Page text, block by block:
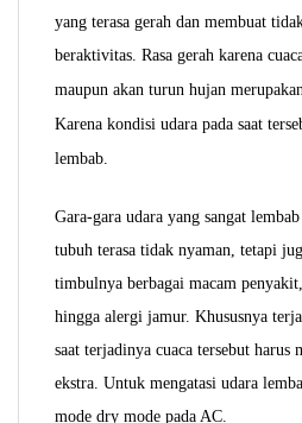
yang terasa gerah dan membuat
beraktivitas. Rasa gerah karena
maupun akan turun hujan
Karena kondisi udara pada saat
lembab.
Gara-gara udara yang sangat
tubuh terasa tidak nyaman, tetapi
timbulnya berbagai macam
hingga alergi jamur. Khususnya
saat terjadinya cuaca tersebut harus
ekstra. Untuk mengatasi udara
mode dry mode pada AC.